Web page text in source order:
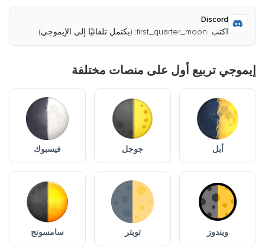
Discord
اكتب :first_quarter_moon: (يكتمل تلقائيًا إلى الإيموجي)
إيموجي تربيع أول على منصات مختلفة
أبل جوجل فيسبوك
ويندوز تويتر سامسونج